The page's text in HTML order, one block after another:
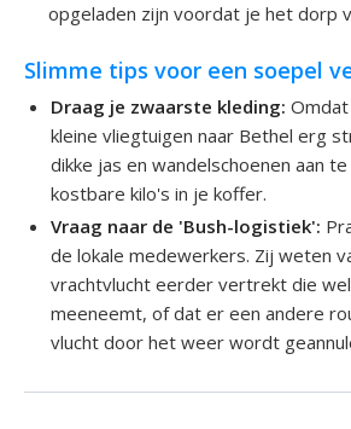
opgeladen zijn voordat je het dorp
Slimme tips voor een soepel
Draag je zwaarste kleding:
kleine vliegtuigen naar Bethel erg
dikke jas en wandelschoenen aan
kostbare kilo's in je koffer.
Vraag naar de 'Bush-logistiek':
de lokale medewerkers. Zij weten
vrachtvlucht eerder vertrekt die
meeneemt, of dat er een andere
vlucht door het weer wordt